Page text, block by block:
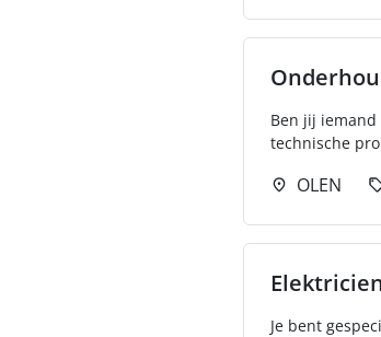
Ben jij
technische
OLEN
Je bent